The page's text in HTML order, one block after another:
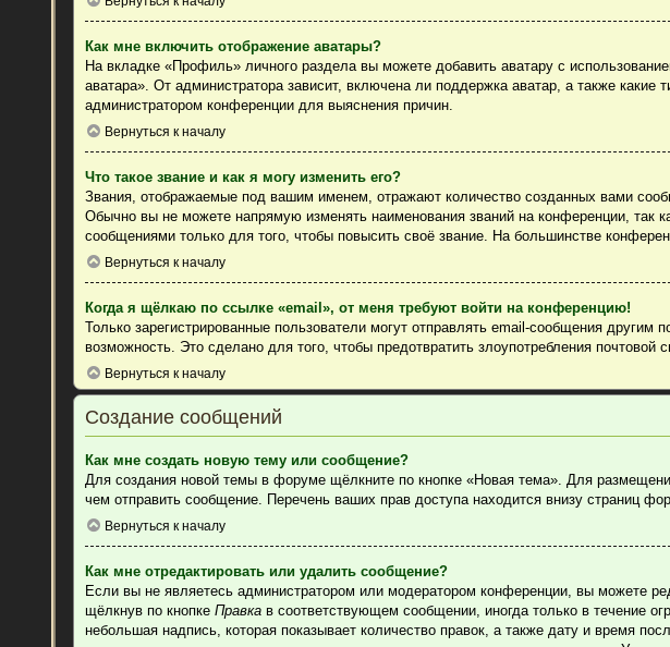
Как мне включить отображение аватары?
На вкладке «Профиль» личного раздела вы можете добавить аватару с
аватара». От администратора зависит, включена ли поддержка аватар, а также
администратором конференции для выяснения причин.
Вернуться к началу
Что такое звание и как я могу изменить его?
Звания, отображаемые под вашим именем, отражают количество созданных вами
Обычно вы не можете напрямую изменять наименования званий на конференции, так
сообщениями только для того, чтобы повысить своё звание. На большинстве
Вернуться к началу
Когда я щёлкаю по ссылке «email», от меня требуют войти на конференцию!
Только зарегистрированные пользователи могут отправлять email-сообщения
возможность. Это сделано для того, чтобы предотвратить злоупотребления почтовой
Вернуться к началу
Создание сообщений
Как мне создать новую тему или сообщение?
Для создания новой темы в форуме щёлкните по кнопке «Новая тема». Для
чем отправить сообщение. Перечень ваших прав доступа находится внизу страниц
Вернуться к началу
Как мне отредактировать или удалить сообщение?
Если вы не являетесь администратором или модератором конференции, вы можете
щёлкнув по кнопкеПравка в соответствующем сообщении, иногда только в течение
небольшая надпись, которая показывает количество правок, а также дату и время